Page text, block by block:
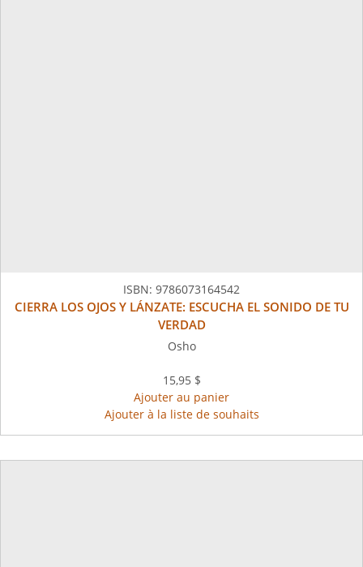
ISBN: 9786073164542
CIERRA LOS OJOS Y LÁNZATE: ESCUCHA EL SONIDO DE TU
VERDAD
Osho
15,95 $
Ajouter au panier
Ajouter à la liste de souhaits